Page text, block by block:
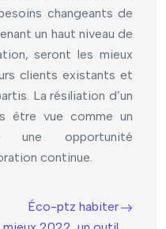
changeants de
un haut niveau de
seront les mieux
clients existants et
La résiliation d’un
être vue comme un
une opportunité
continue.
Éco-ptz habiter